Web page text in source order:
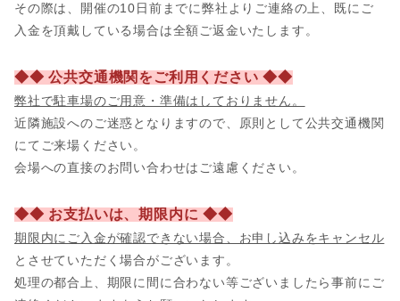
その際は、開催の10日前までに弊社よりご連絡の上、既にご
入金を頂戴している場合は全額ご返金いたします。
◆◆ 公共交通機関をご利用ください ◆◆
弊社で駐車場のご用意・準備はしておりません。
近隣施設へのご迷惑となりますので、原則として公共交通機関
にてご来場ください。
会場への直接のお問い合わせはご遠慮ください。
◆◆ お支払いは、期限内に ◆◆
期限内にご入金が確認できない場合、お申し込みをキャンセル
とさせていただく場合がございます。
処理の都合上、期限に間に合わない等ございましたら事前にご